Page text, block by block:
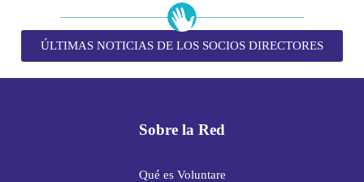
ÚLTIMAS NOTICIAS DE LOS SOCIOS DIRECTORES
Sobre la Red
Qué es Voluntare